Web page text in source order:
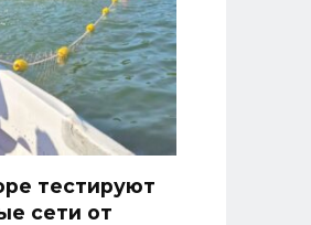
тестируют
сети от